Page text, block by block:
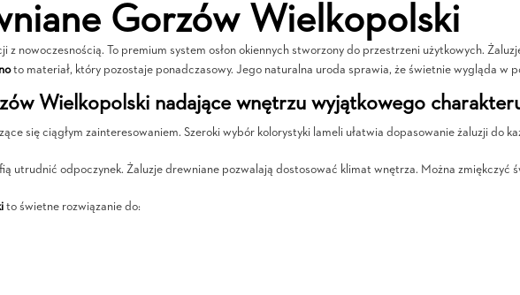
Gorzów Wielkopolski
z nowoczesnością. To premium system osłon okiennych stworzony do przestrzeni użytkowych.
to materiał, który pozostaje ponadczasowy. Jego naturalna uroda sprawia, że świetnie wygląda w
Wielkopolski nadające wnętrzu wyjątkowego
się ciągłym zainteresowaniem. Szeroki wybór kolorystyki lameli ułatwia dopasowanie żaluzji do
utrudnić odpoczynek. Żaluzje drewniane pozwalają dostosować klimat wnętrza. Można zmiękczyć
to świetne rozwiązanie do: